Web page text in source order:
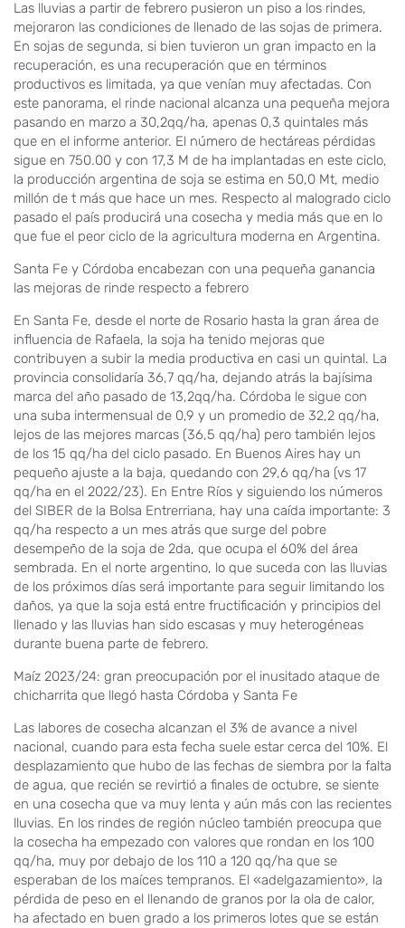
Las lluvias a partir de febrero pusieron un piso a los rindes,
mejoraron las condiciones de llenado de las sojas de primera.
En sojas de segunda, si bien tuvieron un gran impacto en la
recuperación, es una recuperación que en términos
productivos es limitada, ya que venían muy afectadas. Con
este panorama, el rinde nacional alcanza una pequeña mejora
pasando en marzo a 30,2qq/ha, apenas 0,3 quintales más
que en el informe anterior. El número de hectáreas pérdidas
sigue en 750.00 y con 17,3 M de ha implantadas en este ciclo,
la producción argentina de soja se estima en 50,0 Mt, medio
millón de t más que hace un mes. Respecto al malogrado ciclo
pasado el país producirá una cosecha y media más que en lo
que fue el peor ciclo de la agricultura moderna en Argentina.
Santa Fe y Córdoba encabezan con una pequeña ganancia
las mejoras de rinde respecto a febrero
En Santa Fe, desde el norte de Rosario hasta la gran área de
influencia de Rafaela, la soja ha tenido mejoras que
contribuyen a subir la media productiva en casi un quintal. La
provincia consolidaría 36,7 qq/ha, dejando atrás la bajísima
marca del año pasado de 13,2qq/ha. Córdoba le sigue con
una suba intermensual de 0,9 y un promedio de 32,2 qq/ha,
lejos de las mejores marcas (36,5 qq/ha) pero también lejos
de los 15 qq/ha del ciclo pasado. En Buenos Aires hay un
pequeño ajuste a la baja, quedando con 29,6 qq/ha (vs 17
qq/ha en el 2022/23). En Entre Ríos y siguiendo los números
del SIBER de la Bolsa Entrerriana, hay una caída importante: 3
qq/ha respecto a un mes atrás que surge del pobre
desempeño de la soja de 2da, que ocupa el 60% del área
sembrada. En el norte argentino, lo que suceda con las lluvias
de los próximos días será importante para seguir limitando los
daños, ya que la soja está entre fructificación y principios del
llenado y las lluvias han sido escasas y muy heterogéneas
durante buena parte de febrero.
Maíz 2023/24: gran preocupación por el inusitado ataque de
chicharrita que llegó hasta Córdoba y Santa Fe
Las labores de cosecha alcanzan el 3% de avance a nivel
nacional, cuando para esta fecha suele estar cerca del 10%. El
desplazamiento que hubo de las fechas de siembra por la falta
de agua, que recién se revirtió a finales de octubre, se siente
en una cosecha que va muy lenta y aún más con las recientes
lluvias. En los rindes de región núcleo también preocupa que
la cosecha ha empezado con valores que rondan en los 100
qq/ha, muy por debajo de los 110 a 120 qq/ha que se
esperaban de los maíces tempranos. El «adelgazamiento», la
pérdida de peso en el llenando de granos por la ola de calor,
ha afectado en buen grado a los primeros lotes que se están